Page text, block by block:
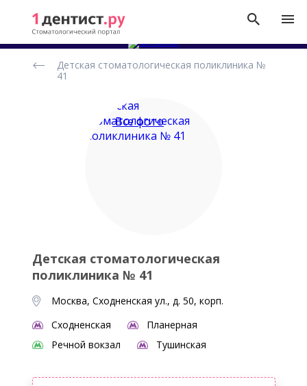
стоматологических
Детская стоматологическая поликлиника №
41
Все фото
Детская стоматологическая
поликлиника № 41
Москва, Сходненская ул., д. 50, корп.
Сходненская
Планерная
Речной вокзал
Тушинская